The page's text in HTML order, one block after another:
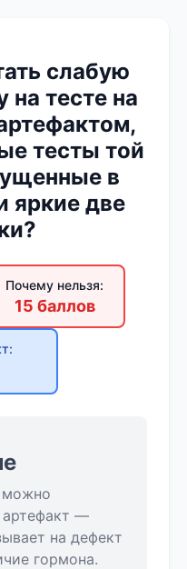
слабую
на тесте на
тесты той
в
яркие две
Почему нельзя:
15 баллов
можно
артефакт —
на дефект
гормона.